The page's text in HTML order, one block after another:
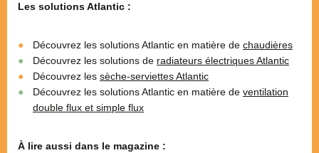
Les solutions Atlantic :
Découvrez les solutions Atlantic en matière de chaudières
Découvrez les solutions de radiateurs électriques Atlantic
Découvrez les sèche-serviettes Atlantic
Découvrez les solutions Atlantic en matière de ventilation
double flux et simple flux
À lire aussi dans le magazine :